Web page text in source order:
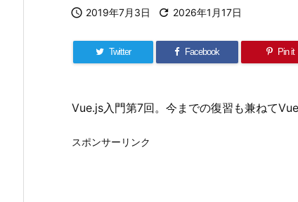
 2019年7月3日  2026年1月17日
Twitter Facebook Pin it
Vue.js入門第7回。今までの復習も兼ねて
スポンサーリンク